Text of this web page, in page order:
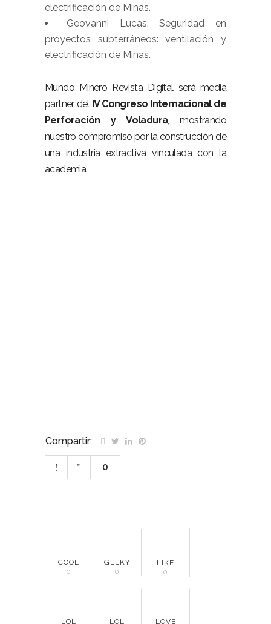
electrificación de Minas.
Geovanni Lucas: Seguridad en
proyectos subterráneos: ventilación y
electrificación de Minas.
Mundo Minero Revista Digital será media
partner del IV Congreso Internacional de
Perforación y Voladura, mostrando
nuestro compromiso por la construcción de
una industria extractiva vinculada con la
academia.
Compartir:
0
COOL
0
GEEKY
0
LIKE
0
LOL LOL LOVE